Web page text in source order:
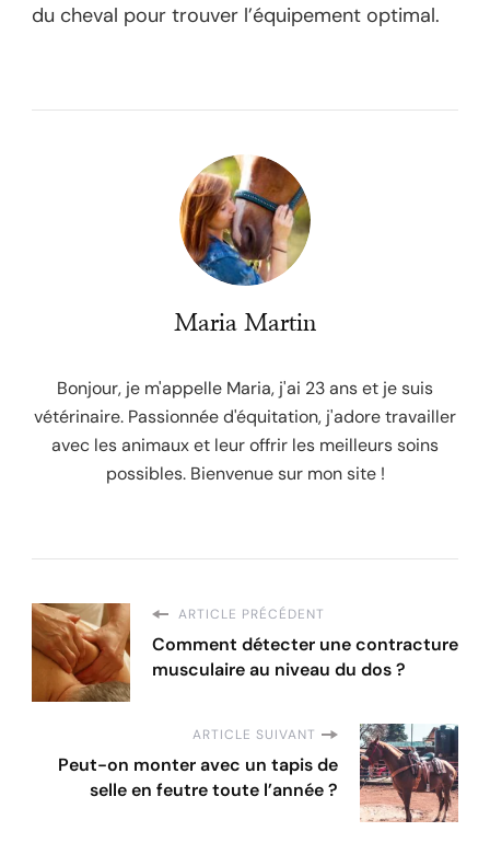
du cheval pour trouver l’équipement optimal.
Maria Martin
Bonjour, je m'appelle Maria, j'ai 23 ans et je suis
vétérinaire. Passionnée d'équitation, j'adore travailler
avec les animaux et leur offrir les meilleurs soins
possibles. Bienvenue sur mon site !
ARTICLE PRÉCÉDENT
Comment détecter une contracture
musculaire au niveau du dos ?
ARTICLE SUIVANT
Peut-on monter avec un tapis de
selle en feutre toute l’année ?